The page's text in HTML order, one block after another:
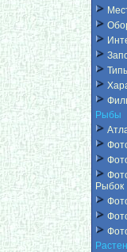
Рыбы
Рыбок